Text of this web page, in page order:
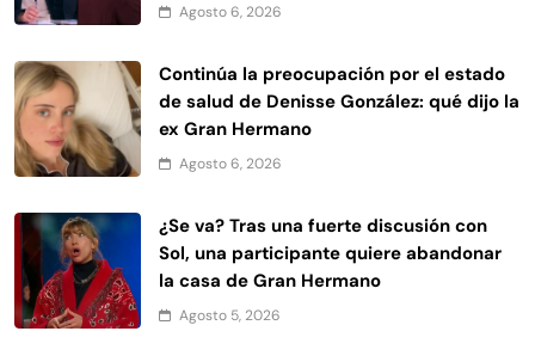
Agosto 6, 2026
Continúa la preocupación por el estado
de salud de Denisse González: qué dijo la
ex Gran Hermano
Agosto 6, 2026
¿Se va? Tras una fuerte discusión con
Sol, una participante quiere abandonar
la casa de Gran Hermano
Agosto 5, 2026